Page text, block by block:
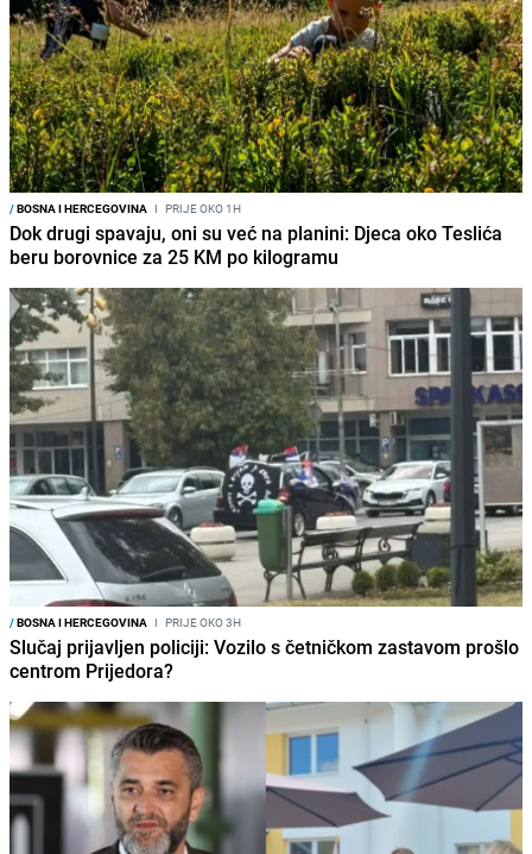
/BOSNA I HERCEGOVINA I PRIJE OKO 1H
Dok drugi spavaju, oni su već na planini: Djeca oko Teslića
beru borovnice za 25 KM po kilogramu
/BOSNA I HERCEGOVINA I PRIJE OKO 3H
Slučaj prijavljen policiji: Vozilo s četničkom zastavom prošlo
centrom Prijedora?